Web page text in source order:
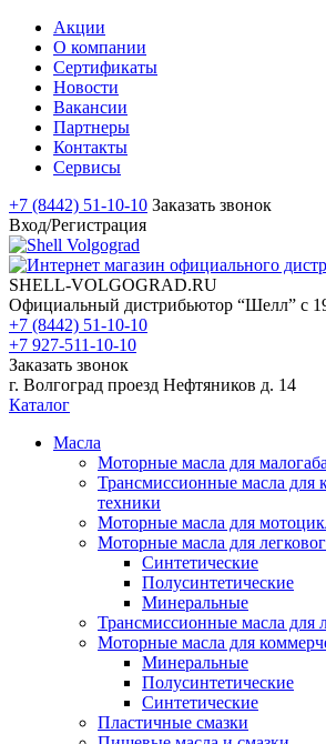
Акции
О компании
Сертификаты
Новости
Вакансии
Партнеры
Контакты
Сервисы
+7 (8442) 51-10-10 Заказать звонок
Вход/Регистрация
SHELL-VOLGOGRAD.RU
Официальный дистрибьютор “Шелл” с
+7 (8442) 51-10-10
+7 927-511-10-10
Заказать звонок
г. Волгоград проезд Нефтяников д. 14
Каталог
Масла
Моторные масла для
Трансмиссионные масла для
техники
Моторные масла для
Моторные масла для
Синтетические
Полусинтетические
Минеральные
Трансмиссионные масла для
Моторные масла для
Минеральные
Полусинтетические
Синтетические
Пластичные смазки